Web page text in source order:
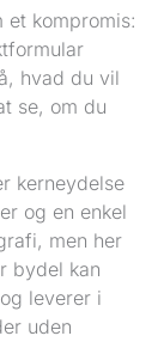
kompromis:
hvad du vil
se, om du
kerneydelse
og en enkel
men her
bydel kan
leverer i
uden